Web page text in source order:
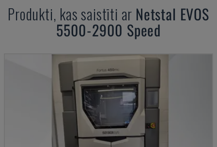
Produkti, kas saistīti ar Netstal EVOS
5500-2900 Speed